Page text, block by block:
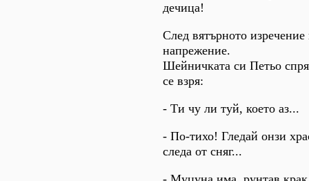
дечица!
След вятърното
напрежение.
Шейничката си Петьо
се взря:
- Ти чу ли туй, което аз...
- По-тихо! Гледай онзи
следа от сняг...